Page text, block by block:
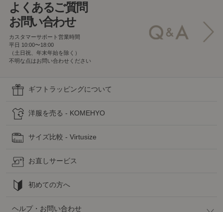
よくあるご質問
お問い合わせ
カスタマーサポート営業時間
平日 10:00〜18:00
（土日祝、年末年始を除く）
不明な点はお問い合わせください
ギフトラッピングについて
洋服を売る - KOMEHYO
サイズ比較 - Virtusize
お直しサービス
初めての方へ
ヘルプ・お問い合わせ